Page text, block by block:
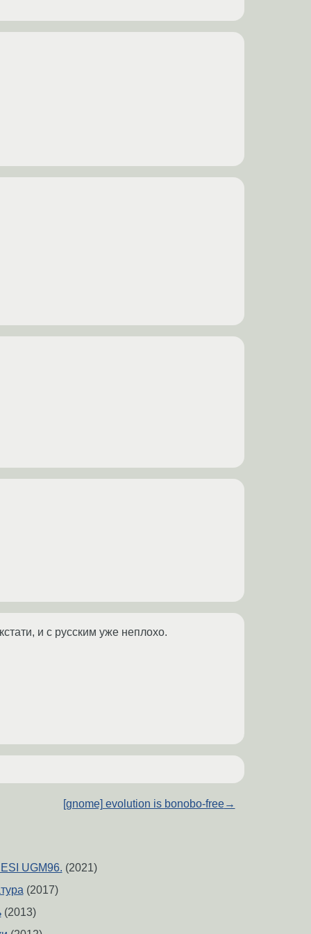
и с русским уже неплохо.
[gnome] evolution is bonobo-free→
UGM96. (2021)
(2017)
(2013)